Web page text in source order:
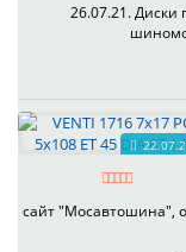
26.07.21. Диски
сайт "Мосавтошина",